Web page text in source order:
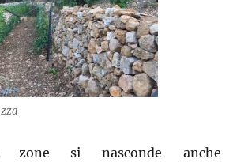
zone si nasconde anche